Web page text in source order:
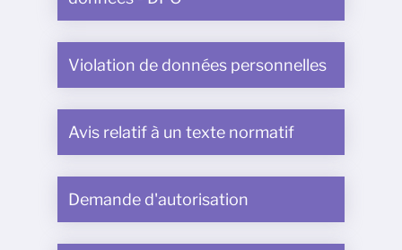
Violation de données personnelles
Avis relatif à un texte normatif
Demande d'autorisation